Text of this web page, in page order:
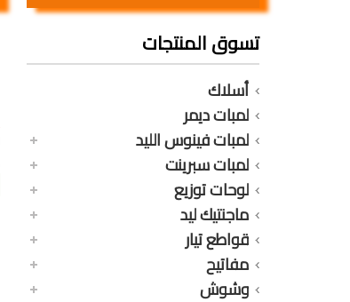
تسوق المنتجات
أسلاك
لمبات ديمر
لمبات فينوس الليد
لمبات سبرينت
لوحات توزيع
ماجنتيك ليد
قواطع تيار
مفاتيح
وشوش